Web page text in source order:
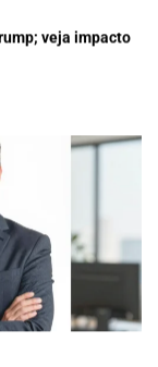
veja impacto